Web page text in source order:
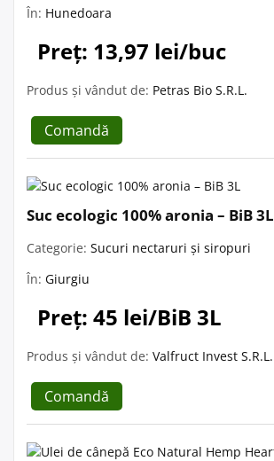
În: Hunedoara
Preț: 13,97 lei/buc
Produs și vândut de: Petras Bio S.R.L.
Comandă
Suc ecologic 100% aronia – BiB 3L
Categorie: Sucuri nectaruri și siropuri
În: Giurgiu
Preț: 45 lei/BiB 3L
Produs și vândut de: Valfruct Invest S.R.L.
Comandă